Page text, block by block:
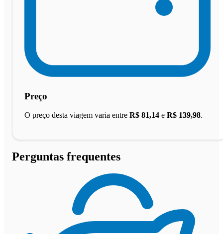
Preço
O preço desta viagem varia entre R$ 81,14 e R$ 139,98.
Perguntas frequentes